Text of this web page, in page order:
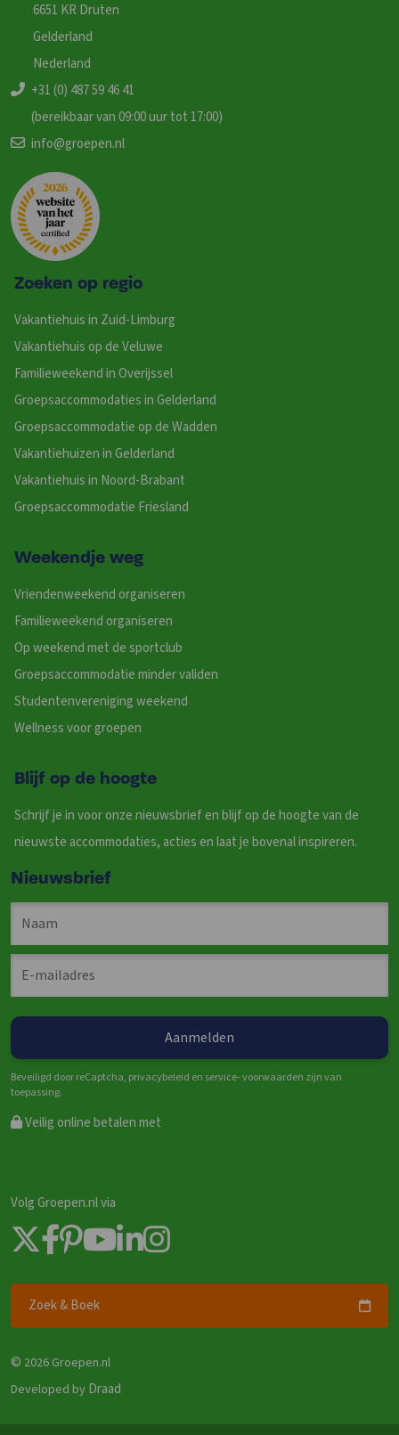
6651 KR Druten
Gelderland
Nederland
+31 (0) 487 59 46 41
(bereikbaar van 09:00 uur tot 17:00)
info@groepen.nl
Zoeken op regio
Vakantiehuis in Zuid-Limburg
Vakantiehuis op de Veluwe
Familieweekend in Overijssel
Groepsaccommodaties in Gelderland
Groepsaccommodatie op de Wadden
Vakantiehuizen in Gelderland
Vakantiehuis in Noord-Brabant
Groepsaccommodatie Friesland
Weekendje weg
Vriendenweekend organiseren
Familieweekend organiseren
Op weekend met de sportclub
Groepsaccommodatie minder validen
Studentenvereniging weekend
Wellness voor groepen
Blijf op de hoogte
Schrijf je in voor onze nieuwsbrief en blijf op de hoogte van de
nieuwste accommodaties, acties en laat je bovenal inspireren.
Nieuwsbrief
Beveiligd door reCaptcha, privacybeleid en service- voorwaarden zijn van
toepassing.
Veilig online betalen met
Volg Groepen.nl via
Zoek & Boek
© 2026 Groepen.nl
Developed by Draad